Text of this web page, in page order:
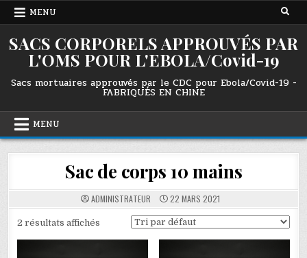
Skip
MENU
SACS CORPORELS APPROUVÉS PAR
L'OMS POUR L'EBOLA/Covid-19
Sacs mortuaires approuvés par le CDC pour Ebola/Covid-19 -
FABRIQUÉS EN CHINE
MENU
Sac de corps 10 mains
ADMINISTRATEUR 22 MARS 2021
2 résultats affichés